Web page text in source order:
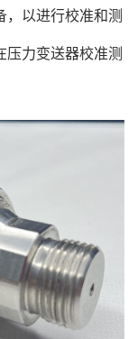
，以进行校准和测
压力变送器校准测